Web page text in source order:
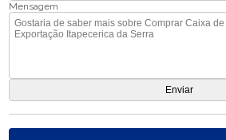
Mensagem